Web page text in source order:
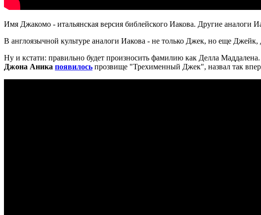
Имя Джакомо - итальянская версия библейского Иакова. Другие
В англоязычной культуре аналоги Иакова - не только Джек, но еще
Ну и кстати: правильно будет произносить фамилию как Делла
Джона Аника появилось прозвище "Трехименный Джек", назвал так